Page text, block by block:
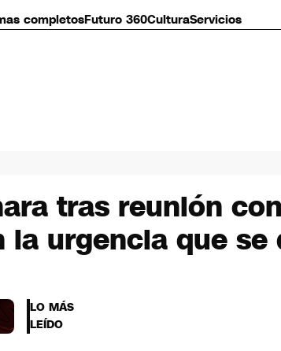
completosFuturo 360CulturaServicios
tras reunión
urgencia que se
LO MÁS
LEÍDO